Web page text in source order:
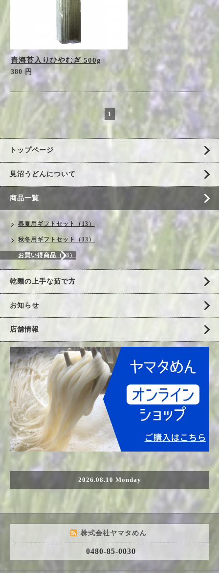
青海苔入りひやむぎ 500g
380 円
1
トップページ
見沼うどんについて
商品一覧
春夏用ギフトセット（13）
秋冬用ギフトセット（13）
お買い得商品（13）
乾麺の上手な茹で方
お知らせ
店舗情報
2026.08.10 Monday
株式会社ヤマタめん
0480-85-0030